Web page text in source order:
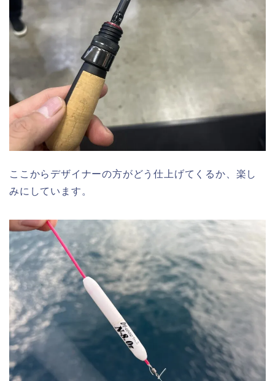
ここからデザイナーの方がどう仕上げてくるか、楽し
みにしています。